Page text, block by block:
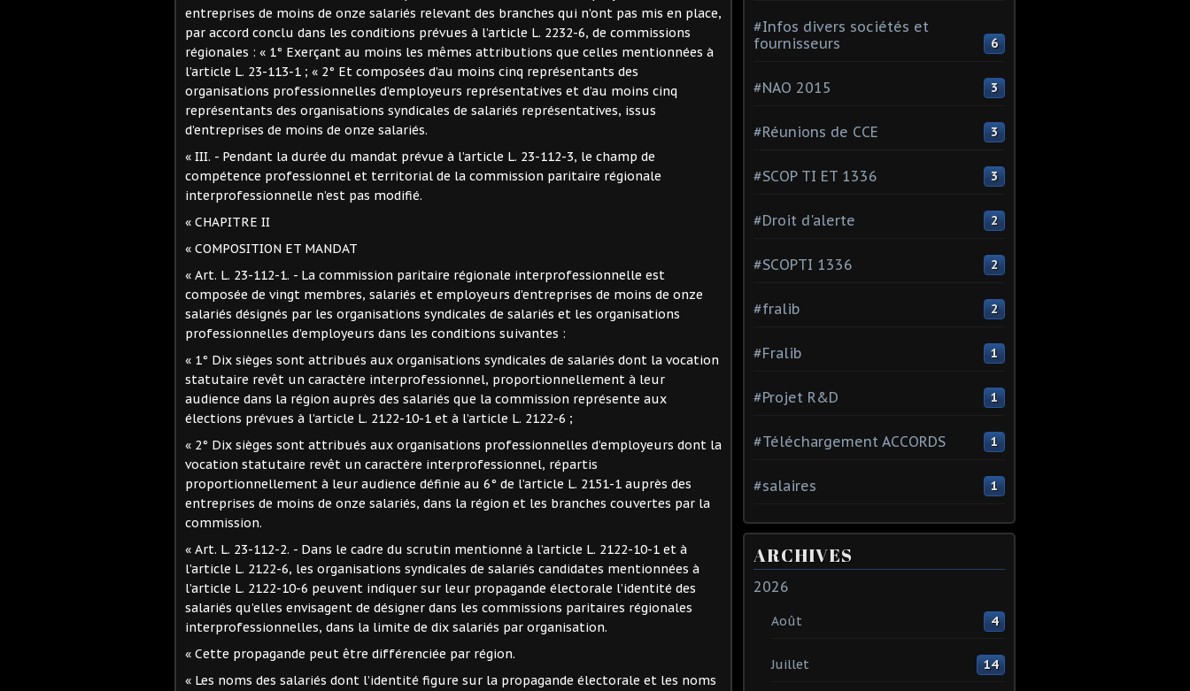
entreprises de moins de onze salariés relevant des branches qui n’ont pas mis en place,
par accord conclu dans les conditions prévues à l’article L. 2232-6, de commissions
régionales : « 1° Exerçant au moins les mêmes attributions que celles mentionnées à
l’article L. 23-113-1 ; « 2° Et composées d’au moins cinq représentants des
organisations professionnelles d’employeurs représentatives et d’au moins cinq
représentants des organisations syndicales de salariés représentatives, issus
d’entreprises de moins de onze salariés.
« III. - Pendant la durée du mandat prévue à l’article L. 23-112-3, le champ de
compétence professionnel et territorial de la commission paritaire régionale
interprofessionnelle n’est pas modifié.
« CHAPITRE II
« COMPOSITION ET MANDAT
« Art. L. 23-112-1. - La commission paritaire régionale interprofessionnelle est
composée de vingt membres, salariés et employeurs d’entreprises de moins de onze
salariés désignés par les organisations syndicales de salariés et les organisations
professionnelles d’employeurs dans les conditions suivantes :
« 1° Dix sièges sont attribués aux organisations syndicales de salariés dont la vocation
statutaire revêt un caractère interprofessionnel, proportionnellement à leur
audience dans la région auprès des salariés que la commission représente aux
élections prévues à l’article L. 2122-10-1 et à l’article L. 2122-6 ;
« 2° Dix sièges sont attribués aux organisations professionnelles d’employeurs dont la
vocation statutaire revêt un caractère interprofessionnel, répartis
proportionnellement à leur audience définie au 6° de l’article L. 2151-1 auprès des
entreprises de moins de onze salariés, dans la région et les branches couvertes par la
commission.
« Art. L. 23-112-2. - Dans le cadre du scrutin mentionné à l’article L. 2122-10-1 et à
l’article L. 2122-6, les organisations syndicales de salariés candidates mentionnées à
l’article L. 2122-10-6 peuvent indiquer sur leur propagande électorale l’identité des
salariés qu’elles envisagent de désigner dans les commissions paritaires régionales
interprofessionnelles, dans la limite de dix salariés par organisation.
« Cette propagande peut être différenciée par région.
« Les noms des salariés dont l’identité figure sur la propagande électorale et les noms
#Infos divers sociétés et
fournisseurs
6
#NAO 2015 3
#Réunions de CCE 3
#SCOP TI ET 1336 3
#Droit d'alerte 2
#SCOPTI 1336 2
#fralib 2
#Fralib 1
#Projet R&D 1
#Téléchargement ACCORDS 1
#salaires 1
ARCHIVES
2026
Août 4
Juillet 14